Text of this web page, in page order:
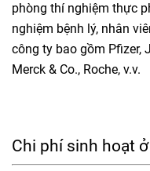
phòng thí nghiệm thực
nghiệm bệnh lý, nhân
công ty bao gồm Pfizer,
Merck & Co., Roche, v.v.
Chi phí sinh hoạt